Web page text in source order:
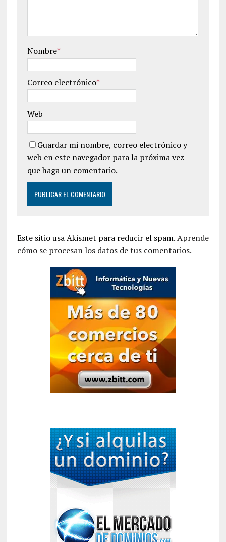
Nombre*
Correo electrónico*
Web
Guardar mi nombre, correo electrónico y
web en este navegador para la próxima vez
que haga un comentario.
Este sitio usa Akismet para reducir el spam.Aprende
cómo se procesan los datos de tus comentarios.